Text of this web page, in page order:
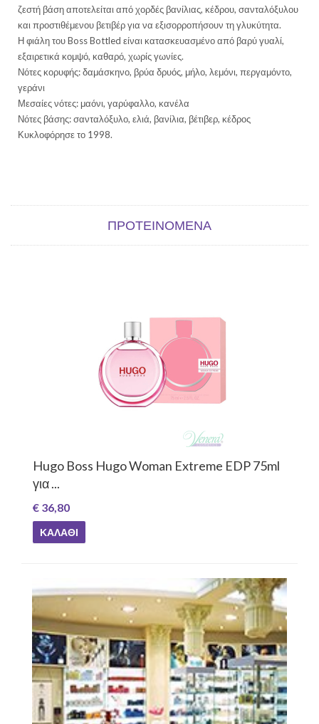
ζεστή βάση αποτελείται από χορδές βανίλιας, κέδρου, σανταλόξυλου
και προστιθέμενου βετιβέρ για να εξισορροπήσουν τη γλυκύτητα.
Η φιάλη του Boss Bottled είναι κατασκευασμένο από βαρύ γυαλί,
εξαιρετικά κομψό, καθαρό, χωρίς γωνίες.
Νότες κορυφής: δαμάσκηνο, βρύα δρυός, μήλο, λεμόνι, περγαμόντο,
γεράνι
Μεσαίες νότες: μαόνι, γαρύφαλλο, κανέλα
Νότες βάσης: σανταλόξυλο, ελιά, βανίλια, βέτιβερ, κέδρος
Κυκλοφόρησε το 1998.
ΠΡΟΤΕΙΝΌΜΕΝΑ
Hugo Boss Hugo Woman Extreme EDP 75ml
για ...
€ 36,80
ΚΑΛΆΘΙ